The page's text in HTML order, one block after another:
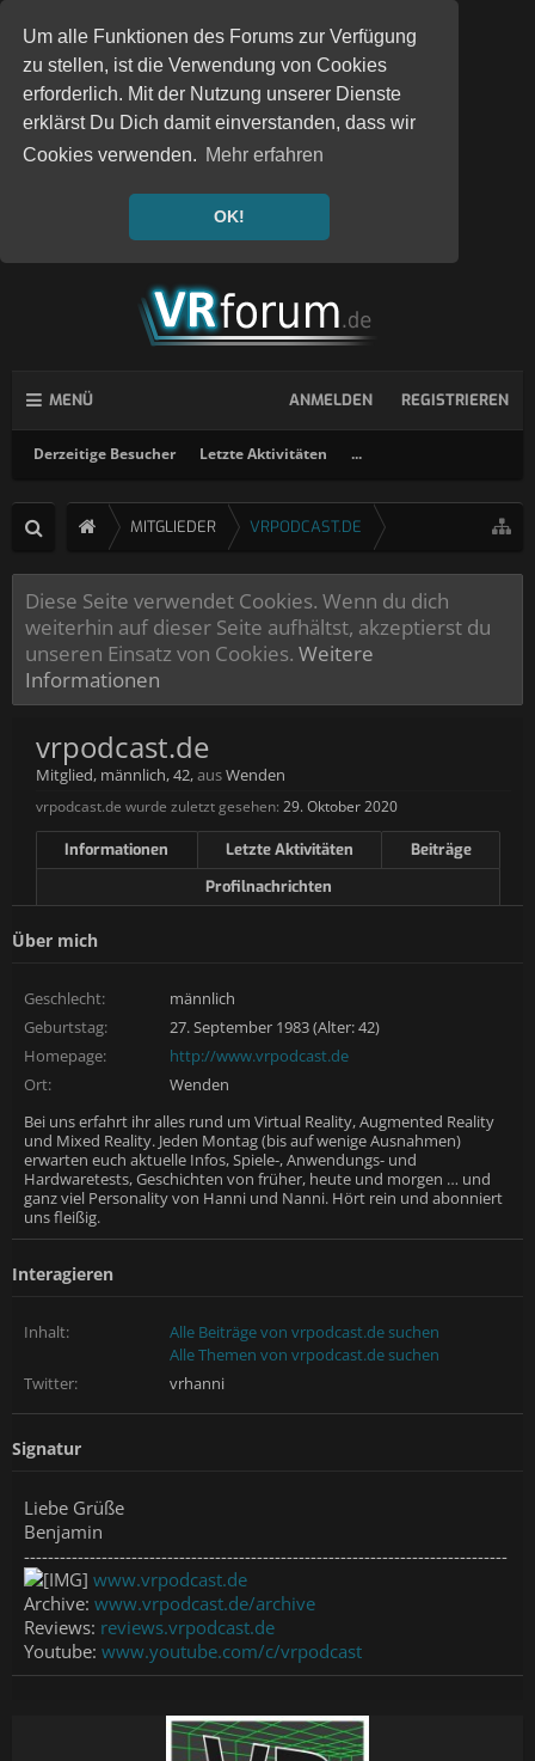
Um alle Funktionen des Forums zur Verfügung
zu stellen, ist die Verwendung von Cookies
erforderlich. Mit der Nutzung unserer Dienste
erklärst Du Dich damit einverstanden, dass wir
Cookies verwenden. Mehr erfahren
OK!
MENÜ
Derzeitige Besucher Letzte Aktivitäten ...
ANMELDEN REGISTRIEREN
MITGLIEDER VRPODCAST.DE
Diese Seite verwendet Cookies. Wenn du dich
weiterhin auf dieser Seite aufhältst, akzeptierst du
unseren Einsatz von Cookies. Weitere
Informationen
vrpodcast.de
Mitglied, männlich, 42,ausWenden
vrpodcast.de wurde zuletzt gesehen: 29. Oktober 2020
Informationen Letzte Aktivitäten
Beiträge
Profilnachrichten
Über mich
Geschlecht:
männlich
Geburtstag:
27. September 1983 (Alter: 42)
Homepage:
http://www.vrpodcast.de
Ort:
Wenden
Bei uns erfahrt ihr alles rund um Virtual Reality, Augmented Reality
und Mixed Reality. Jeden Montag (bis auf wenige Ausnahmen)
erwarten euch aktuelle Infos, Spiele-, Anwendungs- und
Hardwaretests, Geschichten von früher, heute und morgen … und
ganz viel Personality von Hanni und Nanni. Hört rein und abonniert
uns fleißig.
Interagieren
Inhalt:
Alle Beiträge von vrpodcast.de suchen
Alle Themen von vrpodcast.de suchen
Twitter:
vrhanni
Signatur
Liebe Grüße
Benjamin
---------------------------------------------------------------------------------
www.vrpodcast.de
Archive: www.vrpodcast.de/archive
Reviews: reviews.vrpodcast.de
Youtube: www.youtube.com/c/vrpodcast